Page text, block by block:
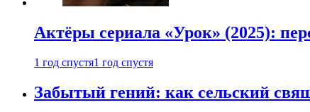
Актёры сериала «Урок» (2025):
1 год спустя1 год спустя
Забытый гений: как сельский